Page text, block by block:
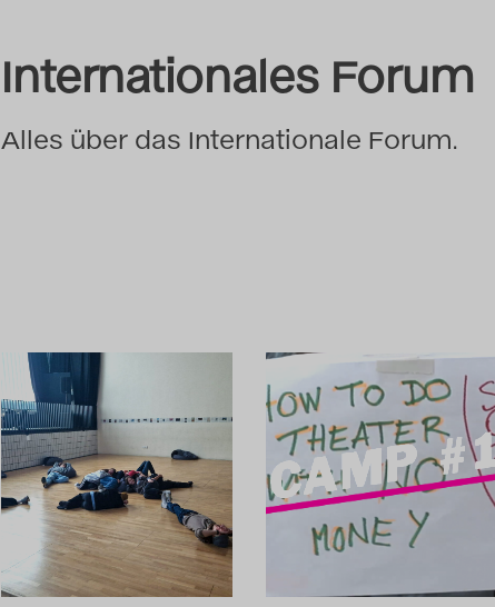
Internationales Forum
Alles über das Internationale Forum.